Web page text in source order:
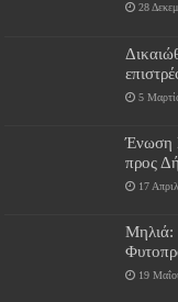
28
5
Ένωση
προς
17
Μηλιά:
19